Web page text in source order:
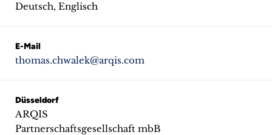
Philosophie
Presseanfragen
Deutsch, Englisch
E-Mail
thomas.chwalek@arqis.com
Düsseldorf
ARQIS
Partnerschaftsgesellschaft mbB